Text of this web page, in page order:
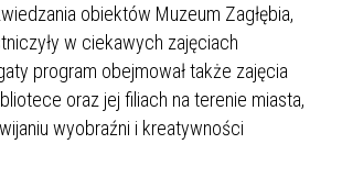
obiektów Muzeum Zagłębia,
w ciekawych zajęciach
program obejmował także zajęcia
oraz jej filiach na terenie miasta,
wyobraźni i kreatywności